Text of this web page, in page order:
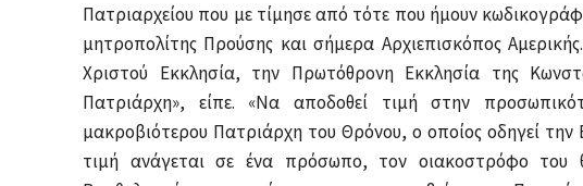
Πατριαρχείου που με τίμησε από τότε που ήμουν
μητροπολίτης Προύσης και σήμερα Αρχιεπισκόπος
Χριστού Εκκλησία, την Πρωτόθρονη Εκκλησία της
Πατριάρχη», είπε. «Να αποδοθεί τιμή στην
μακροβιότερου Πατριάρχη του Θρόνου, ο οποίος οδηγεί
τιμή ανάγεται σε ένα πρόσωπο, τον οιακοστρόφο του